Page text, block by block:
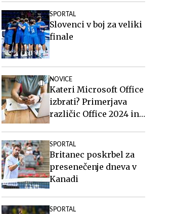
SPORTAL
Slovenci v boj za veliki
finale
NOVICE
Kateri Microsoft Office
izbrati? Primerjava
različic Office 2024 in
SPORTAL
Britanec poskrbel za
presenečenje dneva v
Kanadi
SPORTAL